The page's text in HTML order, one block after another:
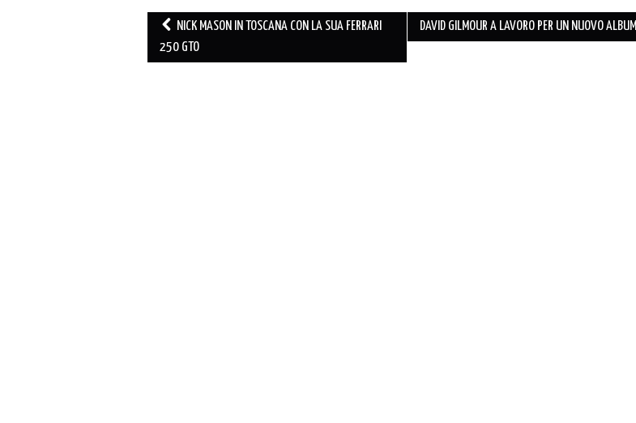
Post
navigation
NICK MASON IN TOSCANA CON LA SUA FERRARI
250 GTO
DAVID GILMOUR A LAVORO PER UN NUOVO ALBUM